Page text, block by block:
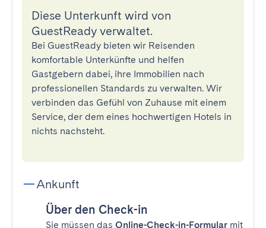
Diese Unterkunft wird von
GuestReady verwaltet.
Bei GuestReady bieten wir Reisenden
komfortable Unterkünfte und helfen
Gastgebern dabei, ihre Immobilien nach
professionellen Standards zu verwalten. Wir
verbinden das Gefühl von Zuhause mit einem
Service, der dem eines hochwertigen Hotels in
nichts nachsteht.
Ankunft
Über den Check-in
Sie müssen das Online-Check-in-Formular mit